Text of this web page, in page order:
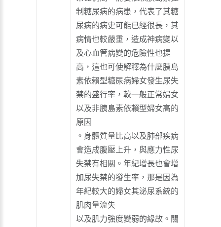
制糖尿病的病患，代表了其糖
尿病的病史可能已經很長，其
病情也較嚴重，造成神病變以
及心血管病變的危險性也提
高，這也可使解釋為什麼胰島
素依賴型糖尿病婦女發生尿失
禁的盛行率，較一般正常婦女
以及非胰島素依賴型婦女高的
原因
。身體質量比高以及肺部疾病
會造成腹壓上升，與應力性尿
失禁有相關。年紀增長也會增
加尿失禁的發生率，那是因為
年紀較大的婦女其泌尿系統的
肌肉量流失
以及肌力強度變弱的緣故。關